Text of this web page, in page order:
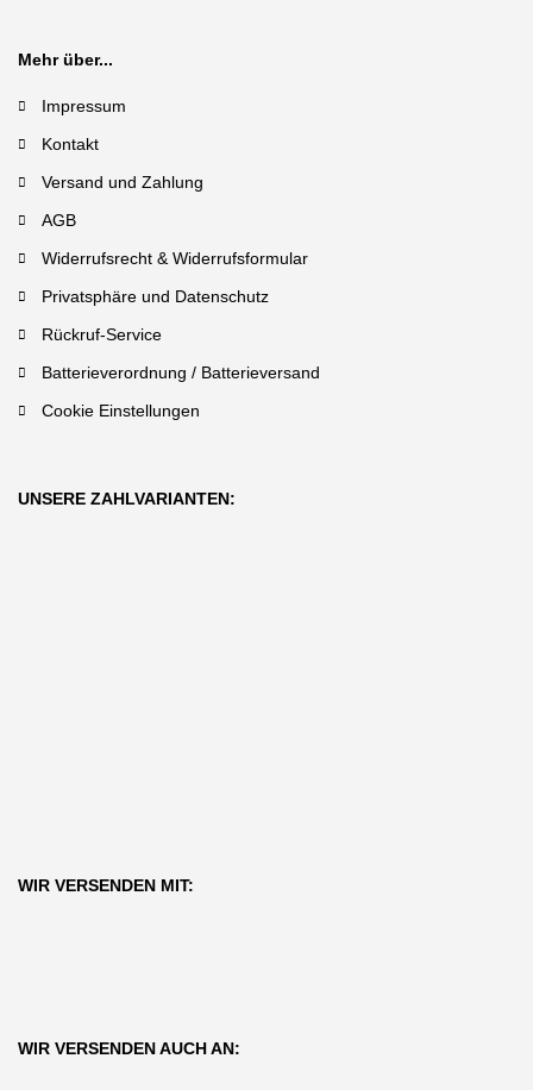
Mehr über...
Impressum
Kontakt
Versand und Zahlung
AGB
Widerrufsrecht & Widerrufsformular
Privatsphäre und Datenschutz
Rückruf-Service
Batterieverordnung / Batterieversand
Cookie Einstellungen
UNSERE ZAHLVARIANTEN:
WIR VERSENDEN MIT:
WIR VERSENDEN AUCH AN: